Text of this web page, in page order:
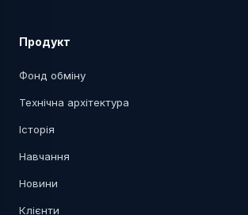
Продукт
Фонд обміну
Технічна архітектура
Історія
Навчання
Новини
Клієнти